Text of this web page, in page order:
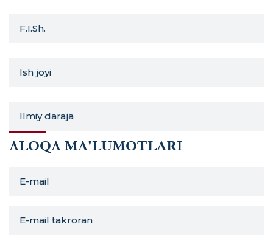
ALOQA MA'LUMOTLARI